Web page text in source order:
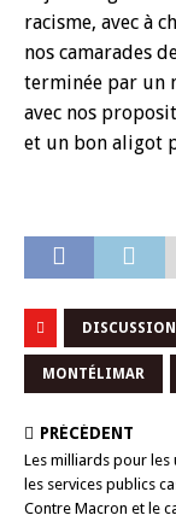
racisme, avec à
nos camarades
terminée par un
avec nos
et un bon aligot
DISCUSSION
MONTÉLIMAR
PRÉCÉDENT
Les milliards pour
les services publics
Contre Macron et le